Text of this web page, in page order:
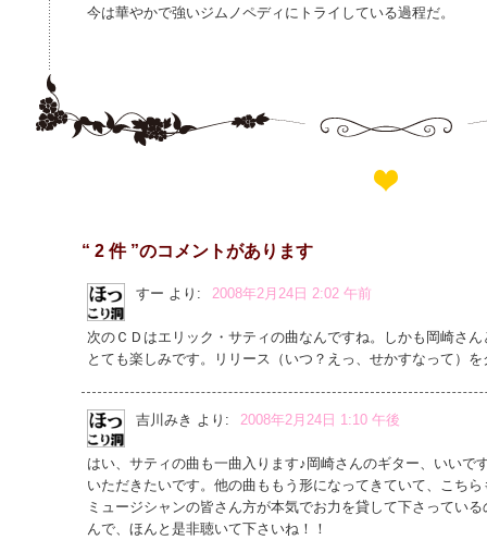
今は華やかで強いジムノペディにトライしている過程だ。
“ 2 件 ”のコメントがあります
すー より: 2008年2月24日 2:02 午前
次のＣＤはエリック・サティの曲なんですね。しかも岡崎さ
とても楽しみです。リリース（いつ？えっ、せかすなって）
吉川みき より: 2008年2月24日 1:10 午後
はい、サティの曲も一曲入ります♪岡崎さんのギター、いいで
いただきたいです。他の曲ももう形になってきていて、こち
ミュージシャンの皆さん方が本気でお力を貸して下さってい
んで、ほんと是非聴いて下さいね！！